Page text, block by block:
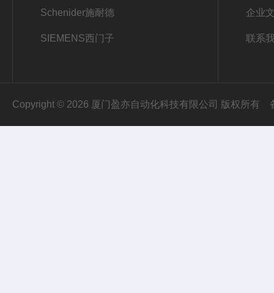
Schenider施耐德
SIEMENS西门子
企业
联系
Copyright © 2026 厦门盈亦自动化科技有限公司 版权所有